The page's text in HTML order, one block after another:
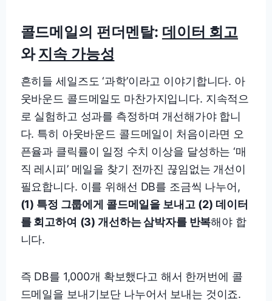
콜드메일의 펀더멘탈: 데이터 회고
와지속 가능성
흔히들 세일즈도 ‘과학’이라고 이야기합니다. 아
웃바운드 콜드메일도 마찬가지입니다. 지속적으
로 실험하고 성과를 측정하며 개선해가야 합니
다. 특히 아웃바운드 콜드메일이 처음이라면 오
픈율과 클릭률이 일정 수치 이상을 달성하는 ‘매
직 레시피’ 메일을 찾기 전까진 끊임없는 개선이
필요합니다. 이를 위해선 DB를 조금씩 나누어,
(1) 특정 그룹에게 콜드메일을 보내고 (2) 데이터
를 회고하여 (3) 개선하는 삼박자를 반복해야 합
니다.
즉 DB를 1,000개 확보했다고 해서 한꺼번에 콜
드메일을 보내기보단 나누어서 보내는 것이죠.